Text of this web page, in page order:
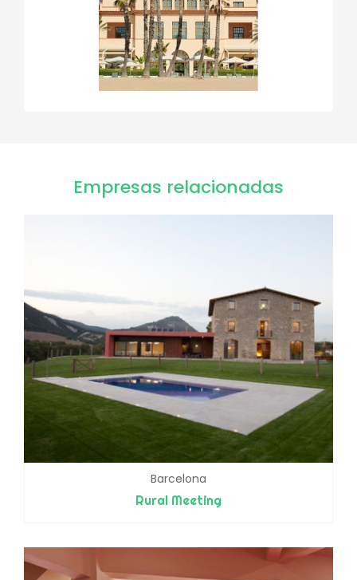
Empresas relacionadas
Barcelona
Rural Meeting